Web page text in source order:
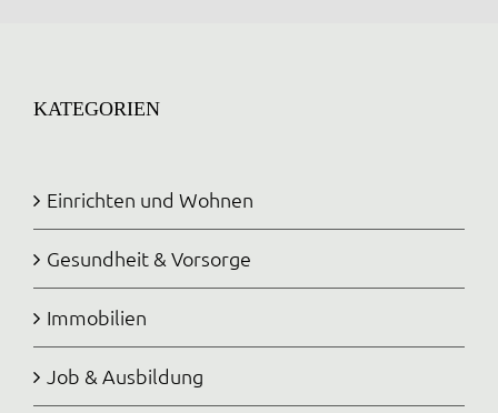
KATEGORIEN
Einrichten und Wohnen
Gesundheit & Vorsorge
Immobilien
Job & Ausbildung